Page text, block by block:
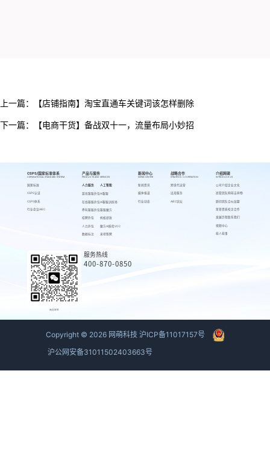
上一篇： 【店铺指南】淘宝直通车关键词该怎样删除
下一篇： 【电商干货】备战双十一，流量布局小妙招
CSPS/国家标准体系
CSPS/NATIONAL STANDARD SYSTEM
国家标准
CSPS认证
CSPS体系
行业会议AIEC
产品与服务
PRODUCTS AND SERVICES
人力服务
游戏客服外包
在线客服外包
呼叫客服外包
招聘外包
人力外包
数据标注
人工智能
AI客服
AI客服训练场
客服魔方
蚂蚁绩效
魔方AI质检VOC
来呗智聘
新闻中心
NEWS CENTER
新闻资讯
媒体报道
行业动态
战略合作
STRATEGIC COOPERATION
跨境代运营
出海服务
AIEC论坛
介绍网萌
INTRODUCE US
公司介绍
高管团队
顾问团队
荣誉资质
发展历程
视频中心
萌人萌事
企业文化
网萌吉祥物
合伙加盟
校企合作
联系我们
商务联系
服务热线
400-870-0850
Copyright © 2026 网萌科技 沪ICP备11017157号
沪公网安备31011502403663号